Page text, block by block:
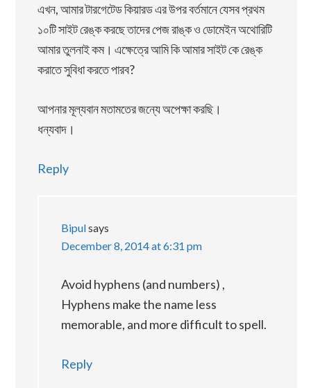
এখন, আমার টারগেটেড কিয়ারড এর উপর বর্তমানে যেসব প্রথম
১০টি সাইট রেঙ্ক করছে তাদের পেজ রাঙ্ক ও ডোমেইন অথোরিটি
আমার তুলনাই কম। এক্ষেত্রে আমি কি আমার সাইট কে রেঙ্ক
করাতে সুবিধা করতে পারব?
আপনার মূল্যবান মতামতের জন্যে অপেক্ষা করছি।
ধন্যবাদ।
Reply
Bipulsays
December 8, 2014 at 6:31 pm
Avoid hyphens (and numbers) ,
Hyphens make the name less
memorable, and more difficult to spell.
Reply